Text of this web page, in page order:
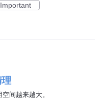
Important
间越来越大。